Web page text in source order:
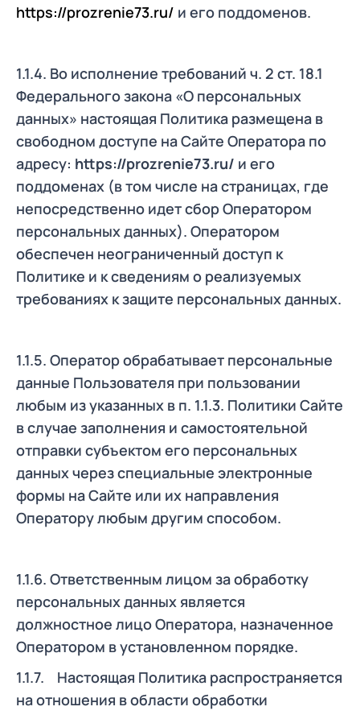
https://prozrenie73.ru/ и его поддоменов.
1.1.4. Во исполнение требований ч. 2 ст. 18.1
Федерального закона «О персональных
данных» настоящая Политика размещена в
свободном доступе на Сайте Оператора по
адресу: https://prozrenie73.ru/ и его
поддоменах (в том числе на страницах, где
непосредственно идет сбор Оператором
персональных данных). Оператором
обеспечен неограниченный доступ к
Политике и к сведениям о реализуемых
требованиях к защите персональных данных.
1.1.5. Оператор обрабатывает персональные
данные Пользователя при пользовании
любым из указанных в п. 1.1.3. Политики Сайте
в случае заполнения и самостоятельной
отправки субъектом его персональных
данных через специальные электронные
формы на Сайте или их направления
Оператору любым другим способом.
1.1.6. Ответственным лицом за обработку
персональных данных является
должностное лицо Оператора, назначенное
Оператором в установленном порядке.
1.1.7. Настоящая Политика распространяется
на отношения в области обработки